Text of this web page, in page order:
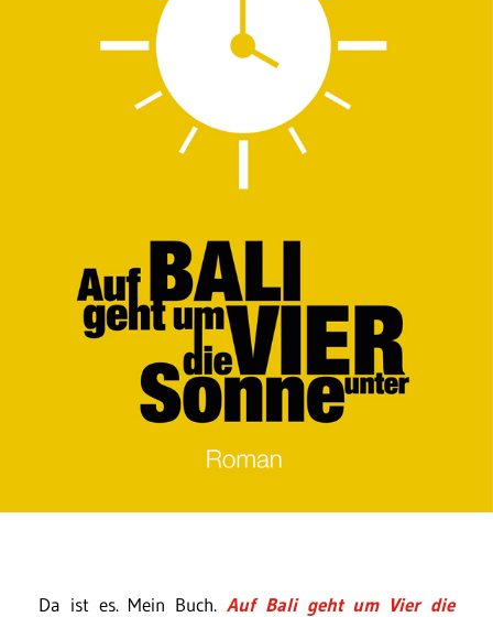
Da ist es. Mein Buch. Auf Bali geht um Vier die